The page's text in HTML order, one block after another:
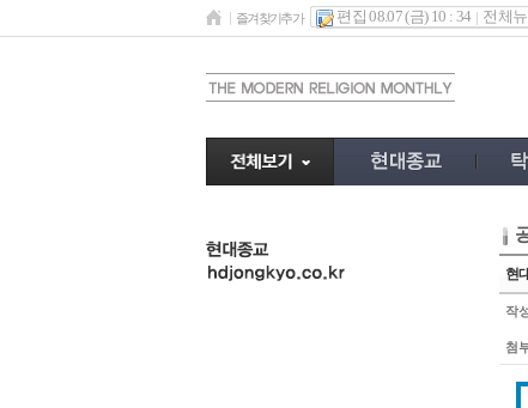
즐겨찾기추가 편집 08.07 (금) 10 : 34 전체
현
작
첨